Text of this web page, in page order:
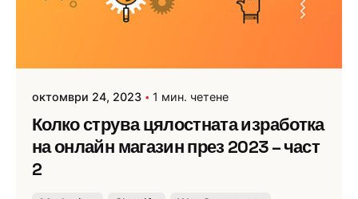
октомври 24, 2023 1 мин. четене
Колко струва цялостната изработка
на онлайн магазин през 2023 – част
2